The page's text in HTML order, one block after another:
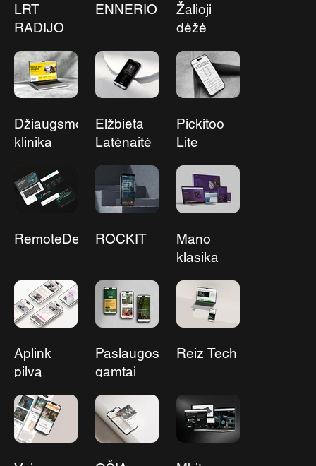
LRT
RADIJO
ENNERIO
Žalioji
dėžė
Džiaugsmo
klinika
Elžbieta
Latėnaitė
Pickitoo
Lite
RemoteDevs ROCKIT
Mano
klasika
Aplink
pilvą
Paslaugos
gamtai
Reiz Tech